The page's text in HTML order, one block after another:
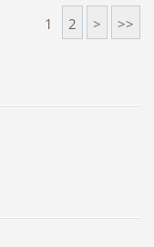
1 2 > >>